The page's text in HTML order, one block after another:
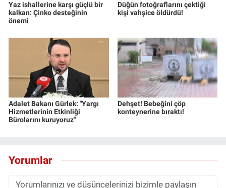
Yaz ishallerine karşı güçlü bir
kalkan: Çinko desteğinin
önemi
Düğün fotoğraflarını çektiği
kişi vahşice öldürdü!
Adalet Bakanı Gürlek: "Yargı
Hizmetlerinin Etkinliği
Bürolarını kuruyoruz"
Dehşet! Bebeğini çöp
konteynerine bıraktı!
Yorumlar